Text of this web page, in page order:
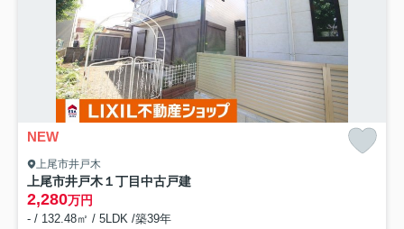
NEW
上尾市井戸木
上尾市井戸木１丁目中古戸建
2,280万円
- / 132.48㎡ / 5LDK /築39年